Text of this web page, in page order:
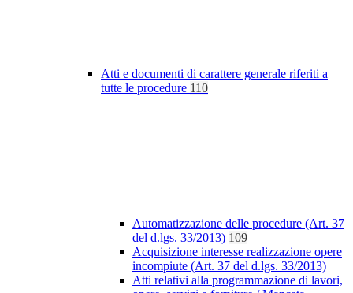
Atti e documenti di carattere generale riferiti a
tutte le procedure 110
Automatizzazione delle procedure (Art. 37
del d.lgs. 33/2013) 109
Acquisizione interesse realizzazione opere
incompiute (Art. 37 del d.lgs. 33/2013)
Atti relativi alla programmazione di lavori,